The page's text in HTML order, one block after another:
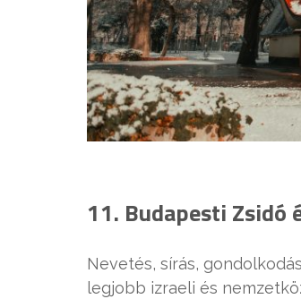
11. Budapesti Zsidó
Nevetés, sírás,
legjobb izraeli és